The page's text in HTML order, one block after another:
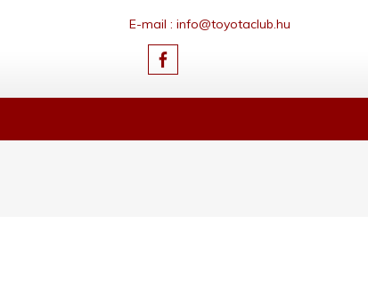
E-mail : info@toyotaclub.hu